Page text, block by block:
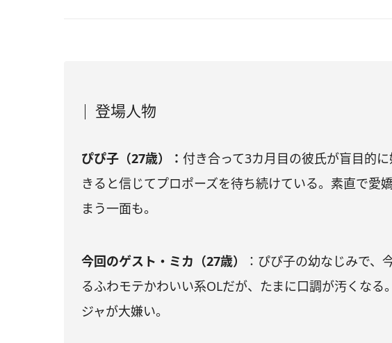
登場人物
ぴぴ子（27歳）： 付き合って3カ月目の彼氏が盲目的
きると信じてプロポーズを待ち続けている。素直で愛
まう一面も。
今回のゲスト・ミカ（27歳）
：ぴぴ子の幼なじみで、
るふわモテかわいい系OLだが、たまに口調が汚くなる
ジャが大嫌い。